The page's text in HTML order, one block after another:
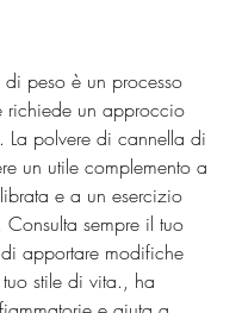
richiede un approccio
La polvere di cannella di
un utile complemento a
e a un esercizio
sempre il tuo
apportare modifiche
stile di vita., ha